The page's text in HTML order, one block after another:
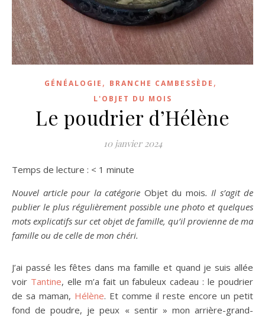
GÉNÉALOGIE , BRANCHE CAMBESSÈDE ,
L'OBJET DU MOIS
Le poudrier d’Hélène
10 janvier 2024
Temps de lecture : < 1 minute
Nouvel article pour la catégorie Objet du mois. Il s’agit de
publier le plus régulièrement possible une photo et quelques
mots explicatifs sur cet objet de famille, qu’il provienne de ma
famille ou de celle de mon chéri.
J’ai passé les fêtes dans ma famille et quand je suis allée
voir Tantine, elle m’a fait un fabuleux cadeau : le poudrier
de sa maman, Hélène. Et comme il reste encore un petit
fond de poudre, je peux « sentir » mon arrière-grand-